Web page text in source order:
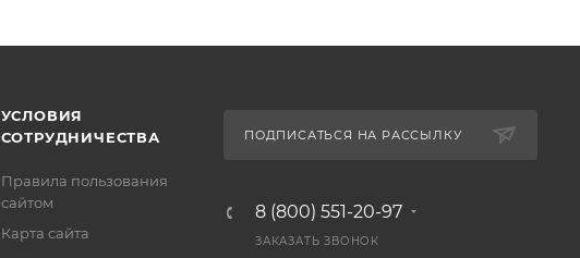
УСЛОВИЯ
СОТРУДНИЧЕСТВА
Правила пользования
сайтом
Карта сайта
ПОДПИСАТЬСЯ НА РАССЫЛКУ
8 (800) 551-20-97
ЗАКАЗАТЬ ЗВОНОК